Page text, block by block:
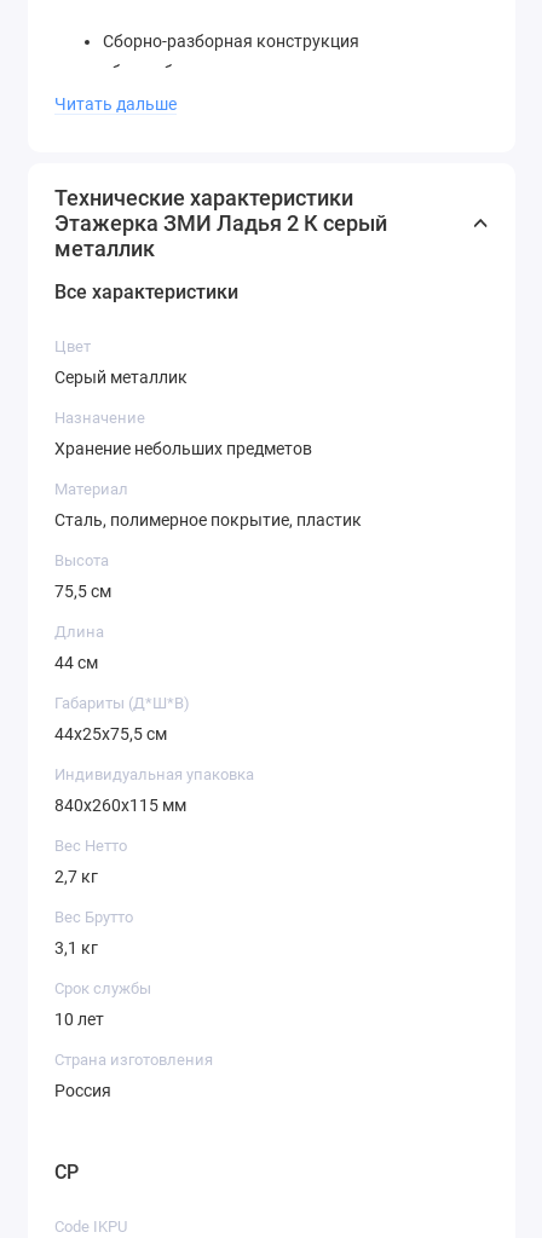
Сборно-разборная конструкция
сборка без инструмента
3 удобных корзины
пластиковые колеса для мобильности
пластиковый крючок для мелочей
допустимая нагрузка до 10 кг на корзину
Читать дальше
Технические характеристики
Этажерка ЗМИ Ладья 2 К серый
металлик
Все характеристики
Цвет
Серый металлик
Назначение
Хранение небольших предметов
Материал
Сталь, полимерное покрытие, пластик
Высота
75,5 см
Длина
44 см
Габариты (Д*Ш*В)
44х25х75,5 см
Индивидуальная упаковка
840х260х115 мм
Вес Нетто
2,7 кг
Вес Брутто
3,1 кг
Срок службы
10 лет
Страна изготовления
Россия
CP
Code IKPU